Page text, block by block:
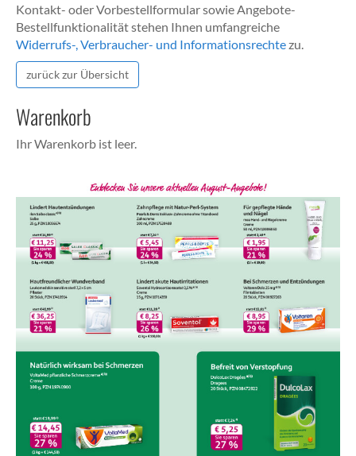
Kontakt- oder Vorbestellformular sowie Angebote-
Bestellfunktionalität stehen Ihnen umfangreiche
Widerrufs-, Verbraucher- und Informationsrechtezu.
zurück zur Übersicht
Warenkorb
Ihr Warenkorb ist leer.